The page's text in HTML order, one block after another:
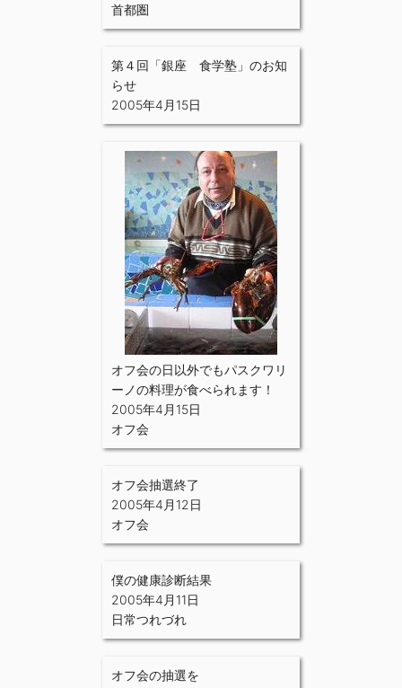
首都圏
第４回「銀座 食学塾」のお知
らせ
2005年4月15日
オフ会の日以外でもパスクワリ
ーノの料理が食べられます！
2005年4月15日
オフ会
オフ会抽選終了
2005年4月12日
オフ会
僕の健康診断結果
2005年4月11日
日常つれづれ
オフ会の抽選を